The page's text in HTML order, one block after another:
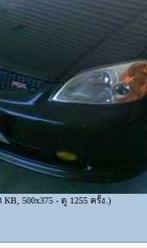
KB, 500x375 - ดู 1255 ครั้ง.)